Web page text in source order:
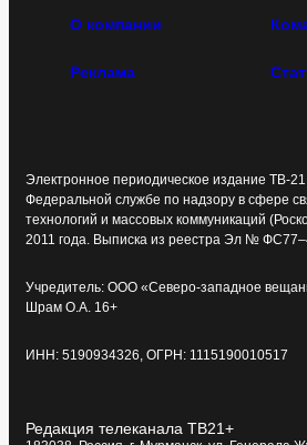
О компании
Реклама
Электронное периодическое издание ТВ-21
Федеральной службе по надзору в сфере
технологий и массовых коммуникаций
2011 года. Выписка из реестра Эл №
Учредитель: ООО «Северо-западное
Шрам О.А. 16+
ИНН: 5190934326, ОГРН: 1115190010517
Редакция телеканала ТВ21+